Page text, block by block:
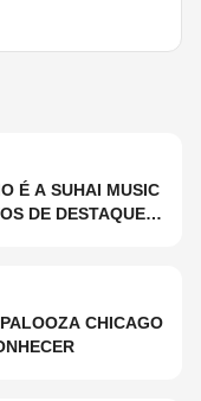
É A SUHAI MUSIC
DE DESTAQUE
CHICAGO